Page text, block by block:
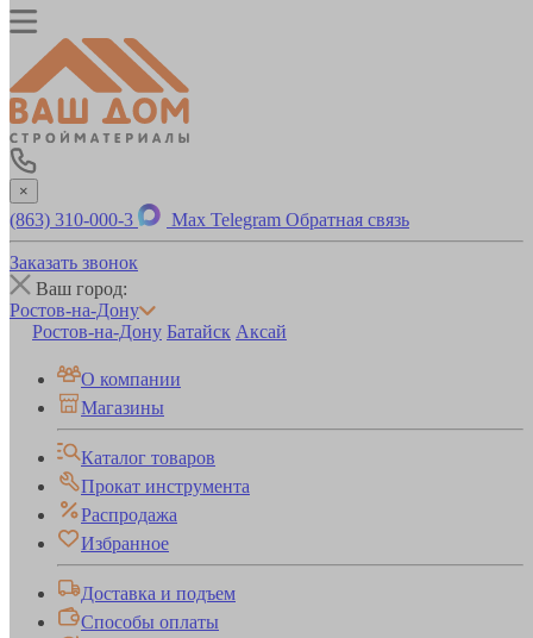
×
(863) 310-000-3 Max Telegram Обратная связь
Заказать звонок
Ваш город:
Ростов-на-Дону
Ростов-на-Дону Батайск Аксай
О компании
Магазины
Каталог товаров
Прокат инструмента
Распродажа
Избранное
Доставка и подъем
Способы оплаты